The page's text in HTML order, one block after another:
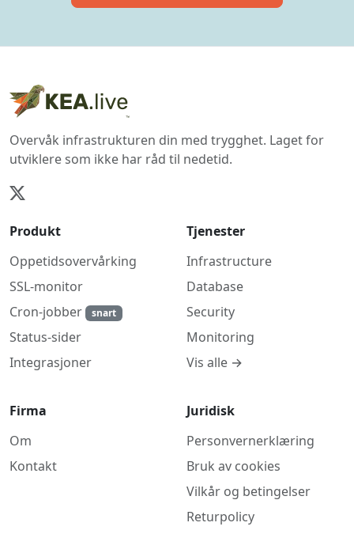
Overvåk infrastrukturen din med trygghet. Laget for
utviklere som ikke har råd til nedetid.
Produkt
Oppetidsovervårking
SSL-monitor
Cron-jobber
snart
Status-sider
Integrasjoner
Tjenester
Infrastructure
Database
Security
Monitoring
Vis alle →
Firma
Om
Kontakt
Juridisk
Personvernerklæring
Bruk av cookies
Vilkår og betingelser
Returpolicy